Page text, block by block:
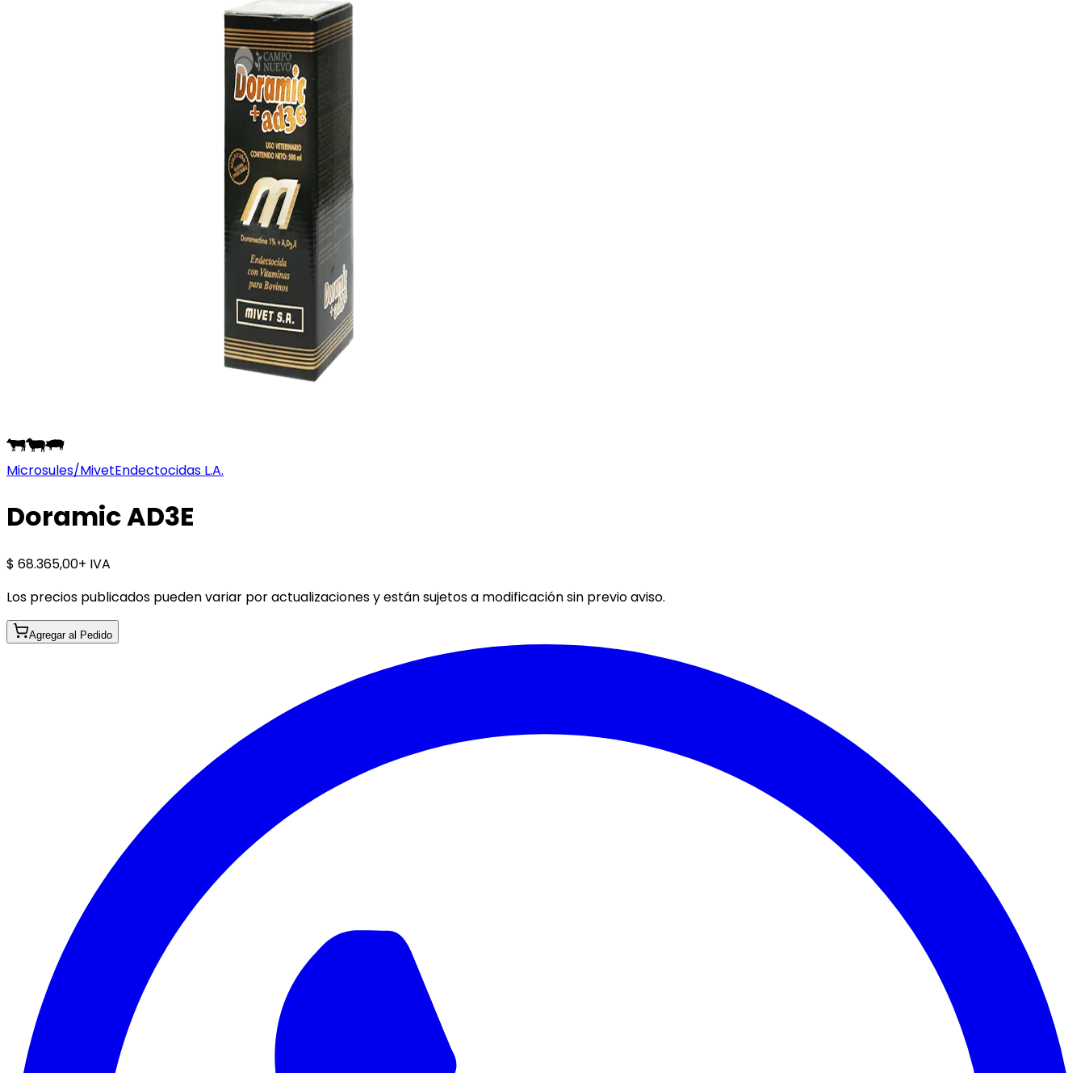
Microsules/MivetEndectocidas L.A.
Doramic AD3E
$ 68.365,00+ IVA
Los precios publicados pueden variar por actualizaciones y están sujetos a modificación sin previo aviso.
Agregar al Pedido